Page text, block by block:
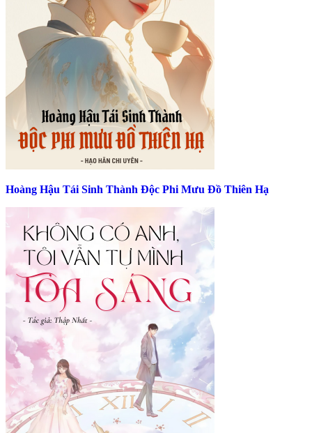
Hoàng Hậu Tái Sinh Thành Độc Phi Mưu Đồ Thiên Hạ